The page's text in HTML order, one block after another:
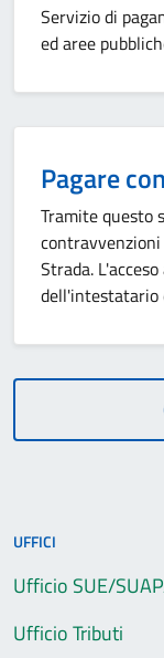
Servizio di
ed aree
Pagare
Tramite questo
Strada.
dell'intestatario
UFFICI
Ufficio SUE/
Ufficio Tributi